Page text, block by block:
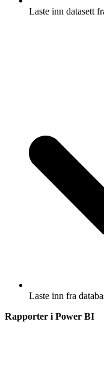
Laste inn datasett
Laste inn fra
Rapporter i Power BI